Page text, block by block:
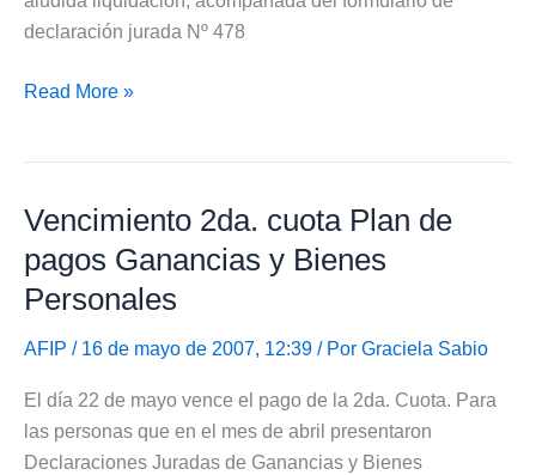
declaración jurada Nº 478
Vencimientos
bienes
2007
Read More »
Vencimiento 2da. cuota Plan de
pagos Ganancias y Bienes
Personales
AFIP / 16 de mayo de 2007, 12:39 / Por Graciela Sabio
El día 22 de mayo vence el pago de la 2da. Cuota. Para
las personas que en el mes de abril presentaron
Declaraciones Juradas de Ganancias y Bienes